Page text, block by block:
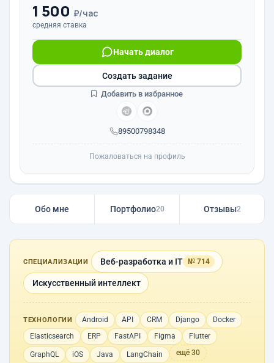
1 500 ₽/час
средняя ставка
89500798348
Начать диалог
Создать задание
Добавить в избранное
Пожаловаться на профиль
Обо мне Портфолио20 Отзывы2
СПЕЦИАЛИЗАЦИИ Веб-разработка и IT № 714
Искусственный интеллект
ТЕХНОЛОГИИ Android API CRM Django
Docker
Elasticsearch
ERP FastAPI Figma Flutter
GraphQL iOS Java LangChain ещё 30